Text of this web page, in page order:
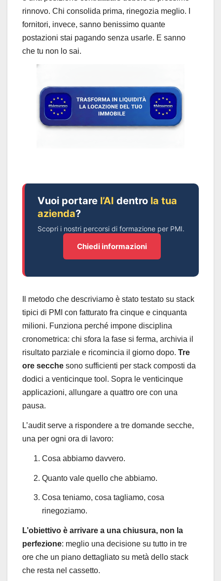
rinnovo. Chi consolida prima, rinegozia meglio. I
fornitori, invece, sanno benissimo quante
postazioni stai pagando senza usarle. E sanno
che tu non lo sai.
Vuoi portare l’AI dentro la tua
azienda?
Scopri i nostri percorsi di formazione per PMI.
Chiedi informazioni
Il metodo che descriviamo è stato testato su stack
tipici di PMI con fatturato fra cinque e cinquanta
milioni. Funziona perché impone disciplina
cronometrica: chi sfora la fase si ferma, archivia il
risultato parziale e ricomincia il giorno dopo. Tre
ore secche sono sufficienti per stack composti da
dodici a venticinque tool. Sopra le venticinque
applicazioni, allungare a quattro ore con una
pausa.
L’audit serve a rispondere a tre domande secche,
una per ogni ora di lavoro:
Cosa abbiamo davvero.
Quanto vale quello che abbiamo.
Cosa teniamo, cosa tagliamo, cosa
rinegoziamo.
L’obiettivo è arrivare a una chiusura, non la
perfezione: meglio una decisione su tutto in tre
ore che un piano dettagliato su metà dello stack
che resta nel cassetto.